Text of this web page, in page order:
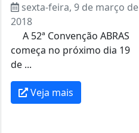
sexta-feira, 9 de março de
2018
A 52ª Convenção ABRAS
começa no próximo dia 19
de ...
Veja mais